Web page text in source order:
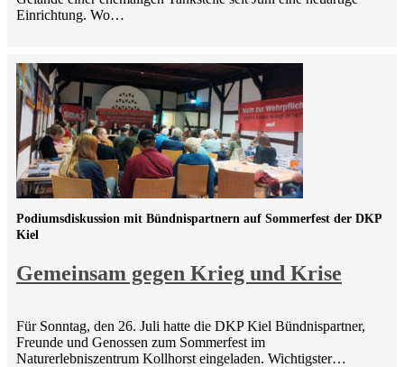
Einrichtung. Wo…
Gemeinsam gegen Krieg und Krise
Podiumsdiskussion mit Bündnispartnern auf Sommerfest der DKP
Kiel
Für Sonntag, den 26. Juli hatte die DKP Kiel Bündnispartner,
Freunde und Genossen zum Sommerfest im
Naturerlebniszentrum Kollhorst eingeladen. Wichtigster…